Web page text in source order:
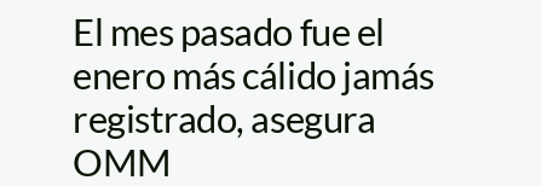
El mes pasado fue el
enero más cálido jamás
registrado, asegura
OMM